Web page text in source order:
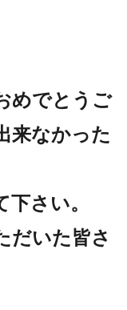
めでとうご
来なかった
さい。
だいた皆さ